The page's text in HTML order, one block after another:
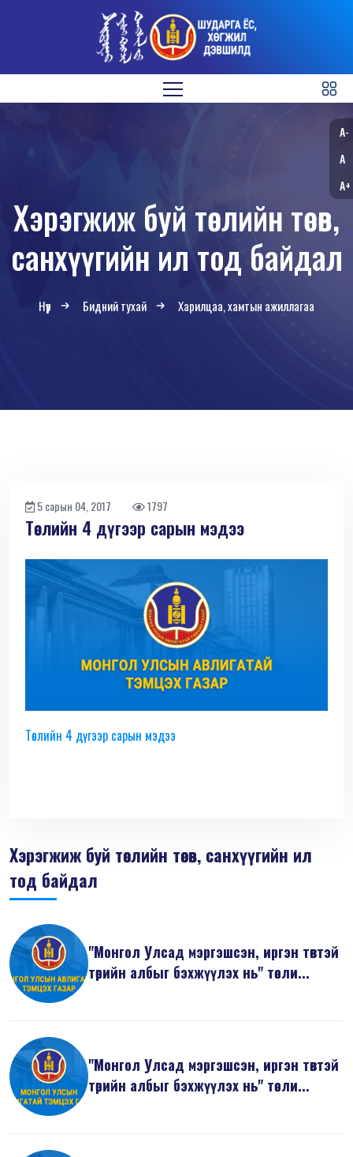
Хэрэгжиж буй төслийн төсөв,
санхүүгийн ил тод байдал
Нүүр Бидний тухай Харилцаа, хамтын ажиллагаа
5 сарын 04, 2017 1797
Төслийн 4 дүгээр сарын мэдээ
Төслийн 4 дүгээр сарын мэдээ
Хэрэгжиж буй төслийн төсөв, санхүүгийн ил
тод байдал
"Монгол Улсад мэргэшсэн, иргэн төвтэй
төрийн албыг бэхжүүлэх нь" төсли...
"Монгол Улсад мэргэшсэн, иргэн төвтэй
төрийн албыг бэхжүүлэх нь" төсли...
A-
A
A+